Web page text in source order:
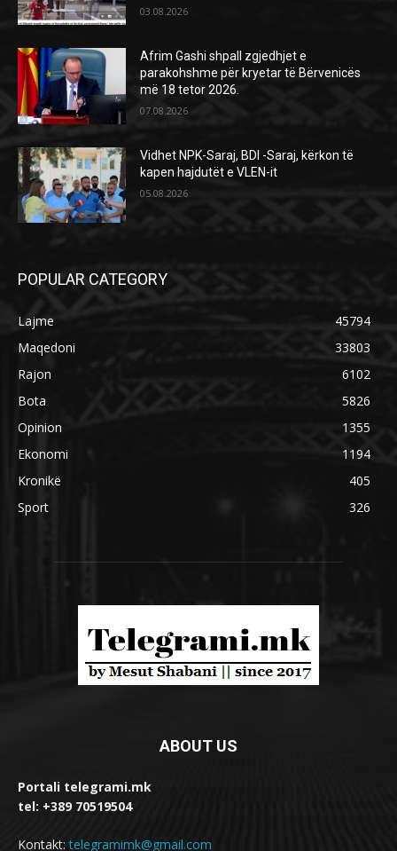
03.08.2026
Afrim Gashi shpall zgjedhjet e
parakohshme për kryetar të Bërvenicës
më 18 tetor 2026.
07.08.2026
Vidhet NPK-Saraj, BDI -Saraj, kërkon të
kapen hajdutët e VLEN-it
05.08.2026
POPULAR CATEGORY
Lajme
45794
Maqedoni
33803
Rajon
6102
Bota
5826
Opinion
1355
Ekonomi
1194
Kronikë
405
Sport
326
ABOUT US
Portali telegrami.mk
tel: +389 70519504
Kontakt:telegramimk@gmail.com